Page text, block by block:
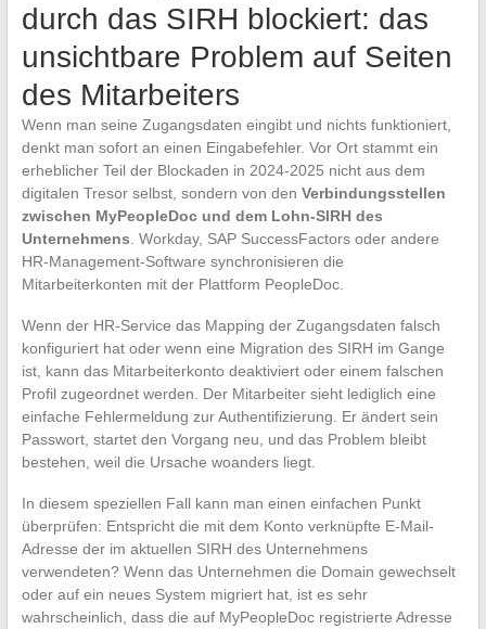
durch das SIRH blockiert: das
unsichtbare Problem auf Seiten
des Mitarbeiters
Wenn man seine Zugangsdaten eingibt und nichts funktioniert,
denkt man sofort an einen Eingabefehler. Vor Ort stammt ein
erheblicher Teil der Blockaden in 2024-2025 nicht aus dem
digitalen Tresor selbst, sondern von den Verbindungsstellen
zwischen MyPeopleDoc und dem Lohn-SIRH des
Unternehmens . Workday, SAP SuccessFactors oder andere
HR-Management-Software synchronisieren die
Mitarbeiterkonten mit der Plattform PeopleDoc.
Wenn der HR-Service das Mapping der Zugangsdaten falsch
konfiguriert hat oder wenn eine Migration des SIRH im Gange
ist, kann das Mitarbeiterkonto deaktiviert oder einem falschen
Profil zugeordnet werden. Der Mitarbeiter sieht lediglich eine
einfache Fehlermeldung zur Authentifizierung. Er ändert sein
Passwort, startet den Vorgang neu, und das Problem bleibt
bestehen, weil die Ursache woanders liegt.
In diesem speziellen Fall kann man einen einfachen Punkt
überprüfen: Entspricht die mit dem Konto verknüpfte E-Mail-
Adresse der im aktuellen SIRH des Unternehmens
verwendeten? Wenn das Unternehmen die Domain gewechselt
oder auf ein neues System migriert hat, ist es sehr
wahrscheinlich, dass die auf MyPeopleDoc registrierte Adresse